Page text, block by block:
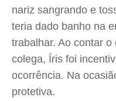
nariz sangrando e
teria dado banho na
trabalhar. Ao contar
colega, Íris foi
ocorrência. Na
protetiva.